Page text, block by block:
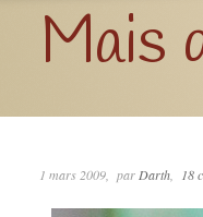
Mais
1 mars 2009 par Darth 18